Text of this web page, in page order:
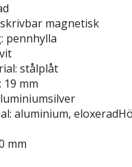
magnetisk
pennhylla
stålplåt
19 mm
aluminium,
mm